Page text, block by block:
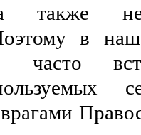
а также
в
часто